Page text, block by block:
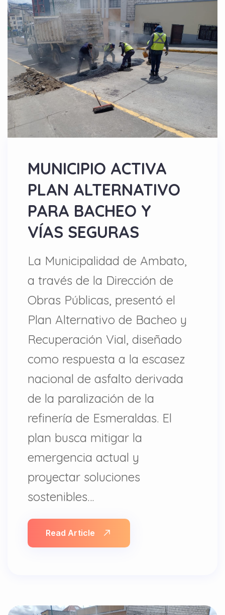
MUNICIPIO ACTIVA
PLAN ALTERNATIVO
PARA BACHEO Y
VÍAS SEGURAS
La Municipalidad de Ambato,
a través de la Dirección de
Obras Públicas, presentó el
Plan Alternativo de Bacheo y
Recuperación Vial, diseñado
como respuesta a la escasez
nacional de asfalto derivada
de la paralización de la
refinería de Esmeraldas. El
plan busca mitigar la
emergencia actual y
proyectar soluciones
sostenibles…
Read Article